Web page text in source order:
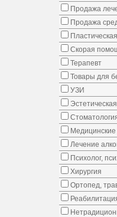
Продажа
Продажа
Скорая
Терапевт
Товары для
УЗИ
Медицинские
Лечение
Психолог,
Хирургия
Ортопед,